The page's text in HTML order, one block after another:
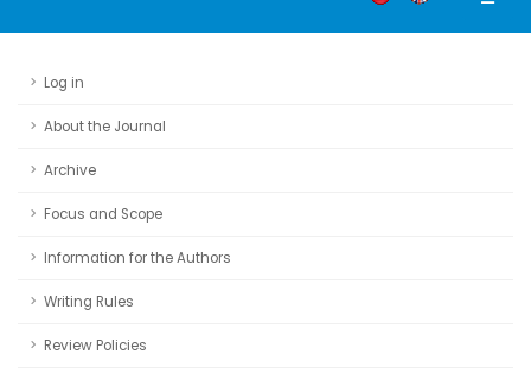
Log in
About the Journal
Archive
Focus and Scope
Information for the Authors
Writing Rules
Review Policies